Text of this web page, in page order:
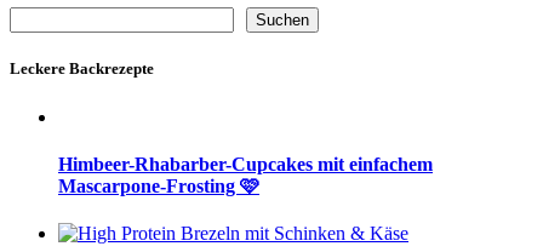
Suchen
Leckere Backrezepte
Himbeer-Rhabarber-Cupcakes mit einfachem
Mascarpone-Frosting 🩷